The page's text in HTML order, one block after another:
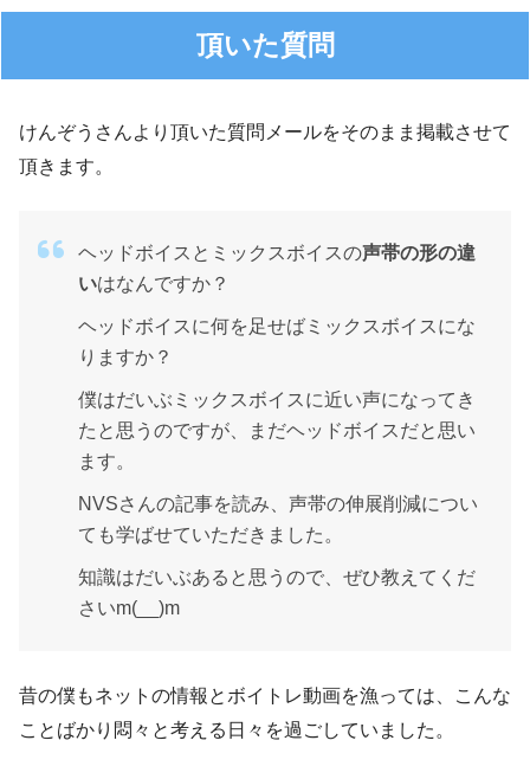
頂いた質問
けんぞうさんより頂いた質問メールをそのまま掲載させて
頂きます。
ヘッドボイスとミックスボイスの声帯の形の違
いはなんですか？
ヘッドボイスに何を足せばミックスボイスにな
りますか？
僕はだいぶミックスボイスに近い声になってき
たと思うのですが、まだヘッドボイスだと思い
ます。
NVSさんの記事を読み、声帯の伸展削減につい
ても学ばせていただきました。
知識はだいぶあると思うので、ぜひ教えてくだ
さいm(__)m
昔の僕もネットの情報とボイトレ動画を漁っては、こんな
ことばかり悶々と考える日々を過ごしていました。